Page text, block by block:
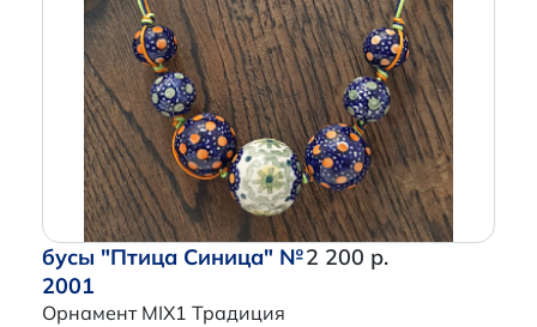
бусы "Птица Синица" №
2001
Орнамент MIX1 Традиция
2 200 р.